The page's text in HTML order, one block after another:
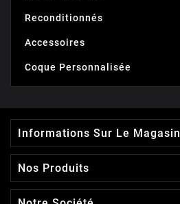
Reconditionnés
Accessoires
Coque Personnalisée
Informations Sur Le Magasin
Nos Produits